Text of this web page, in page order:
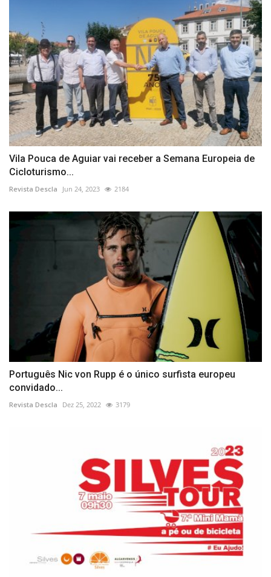
Vila Pouca de Aguiar vai receber a Semana Europeia de
Cicloturismo...
Revista Descla Jun 24, 2023 2184
Português Nic von Rupp é o único surfista europeu
convidado...
Revista Descla Dez 25, 2022 3179